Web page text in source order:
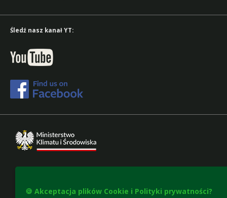
Śledź nasz kanał YT:
🍪 Akceptacja plików Cookie i Polityki prywatności?